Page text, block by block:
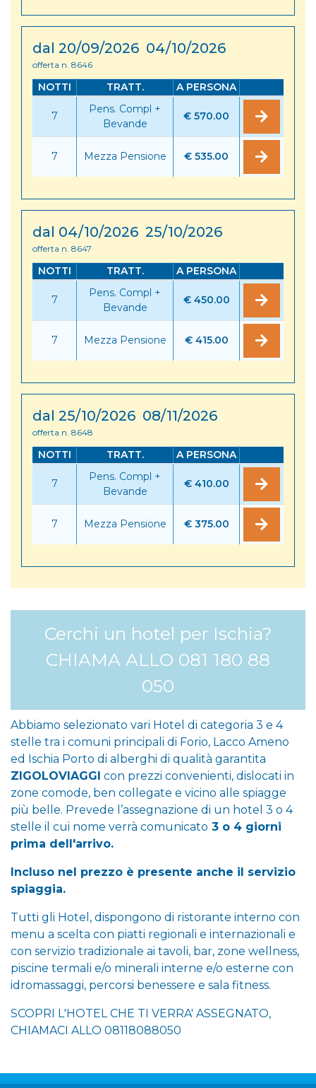
dal 20/09/2026 04/10/2026
offerta n. 8646
NOTTI TRATT. A PERSONA
7
Pens. Compl +
Bevande
€ 570.00
7 Mezza Pensione € 535.00
dal 04/10/2026 25/10/2026
offerta n. 8647
NOTTI TRATT. A PERSONA
7
Pens. Compl +
Bevande
€ 450.00
7 Mezza Pensione € 415.00
dal 25/10/2026 08/11/2026
offerta n. 8648
NOTTI TRATT. A PERSONA
7
Pens. Compl +
Bevande
€ 410.00
7 Mezza Pensione € 375.00
Cerchi un hotel per Ischia?
CHIAMA ALLO 081 180 88
050
Abbiamo selezionato vari Hotel di categoria 3 e 4
stelle tra i comuni principali di Forio, Lacco Ameno
ed Ischia Porto di alberghi di qualità garantita
ZIGOLOVIAGGI con prezzi convenienti, dislocati in
zone comode, ben collegate e vicino alle spiagge
più belle. Prevede l’assegnazione di un hotel 3 o 4
stelle il cui nome verrà comunicato 3 o 4 giorni
prima dell'arrivo.
Incluso nel prezzo è presente anche il servizio
spiaggia.
Tutti gli Hotel, dispongono di ristorante interno con
menu a scelta con piatti regionali e internazionali e
con servizio tradizionale ai tavoli, bar, zone wellness,
piscine termali e/o minerali interne e/o esterne con
idromassaggi, percorsi benessere e sala fitness.
SCOPRI L'HOTEL CHE TI VERRA' ASSEGNATO,
CHIAMACI ALLO 08118088050